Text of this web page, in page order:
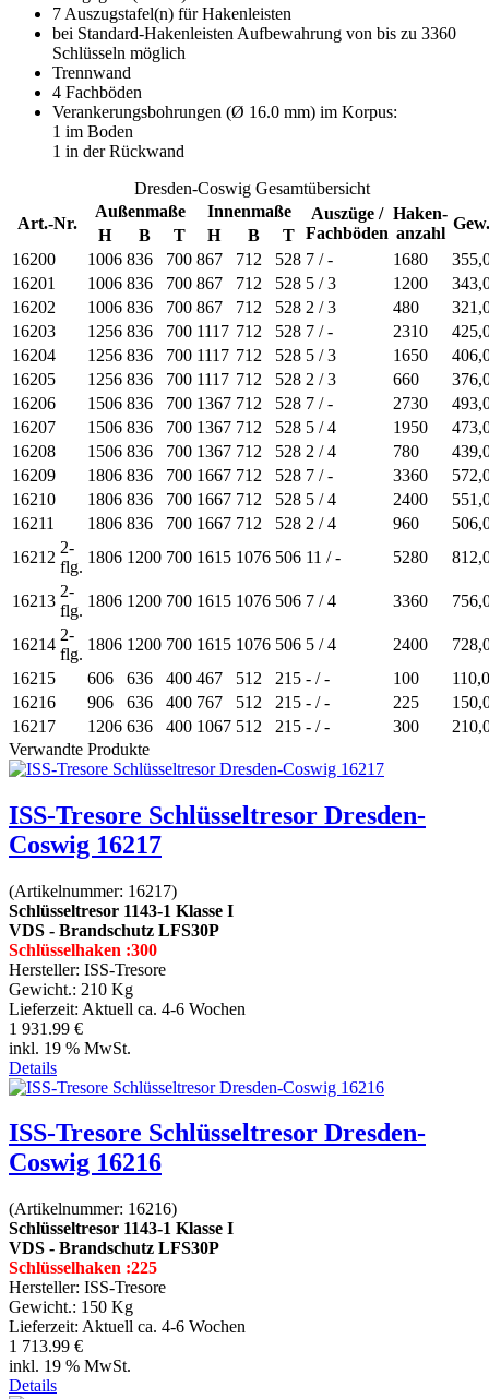
7 Auszugstafel(n) für Hakenleisten
bei Standard-Hakenleisten Aufbewahrung von bis zu 3360
Schlüsseln möglich
Trennwand
4 Fachböden
Verankerungsbohrungen (Ø 16.0 mm) im Korpus:
1 im Boden
1 in der Rückwand
Dresden-Coswig Gesamtübersicht
Art.-Nr.
Außenmaße Innenmaße
Auszüge /
Fachböden
Haken-
anzahl
Gew.
H B T H B
T
16200
1006 836 700 867 712 528 7 / - 1680
16201
1006 836 700 867 712 528 5 / 3 1200
16202
1006 836 700 867 712 528 2 / 3 480
16203
1256 836 700 1117 712 528 7 / - 2310
16204
1256 836 700 1117 712 528 5 / 3 1650
16205
1256 836 700 1117 712 528 2 / 3 660
16206
1506 836 700 1367 712 528 7 / - 2730
16207
1506 836 700 1367 712 528 5 / 4 1950
16208
1506 836 700 1367 712 528 2 / 4 780
16209
1806 836 700 1667 712 528 7 / - 3360
16210
1806 836 700 1667 712 528 5 / 4 2400
16211
1806 836 700 1667 712 528 2 / 4 960
16212
2-
flg.
1806 1200 700 1615 1076 506 11 / - 5280
16213
2-
flg.
1806 1200 700 1615 1076 506 7 / 4 3360
16214
2-
flg.
1806 1200 700 1615 1076 506 5 / 4 2400
16215
606 636 400 467 512 215 - / - 100
110,0
16216
906 636 400 767 512 215 - / - 225
16217
1206 636 400 1067 512 215 - / - 300
Verwandte Produkte
ISS-Tresore Schlüsseltresor Dresden-
Coswig 16217
(Artikelnummer: 16217)
Schlüsseltresor 1143-1 Klasse I
VDS - Brandschutz LFS30P
Schlüsselhaken :300
Hersteller: ISS-Tresore
Gewicht.: 210 Kg
Lieferzeit: Aktuell ca. 4-6 Wochen
1 931.99 €
inkl. 19 % MwSt.
Details
ISS-Tresore Schlüsseltresor Dresden-
Coswig 16216
(Artikelnummer: 16216)
Schlüsseltresor 1143-1 Klasse I
VDS - Brandschutz LFS30P
Schlüsselhaken :225
Hersteller: ISS-Tresore
Gewicht.: 150 Kg
Lieferzeit: Aktuell ca. 4-6 Wochen
1 713.99 €
inkl. 19 % MwSt.
Details